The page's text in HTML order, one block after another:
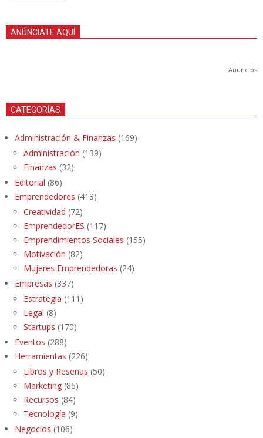
ANÚNCIATE AQUÍ
Anuncios
CATEGORÍAS
Administración & Finanzas (169)
Administración (139)
Finanzas (32)
Editorial (86)
Emprendedores (413)
Creatividad (72)
EmprendedorES (117)
Emprendimientos Sociales (155)
Motivación (82)
Mujeres Emprendedoras (24)
Empresas (337)
Estrategia (111)
Legal (8)
Startups (170)
Eventos (288)
Herramientas (226)
Libros y Reseñas (50)
Marketing (86)
Recursos (84)
Tecnología (9)
Negocios (106)